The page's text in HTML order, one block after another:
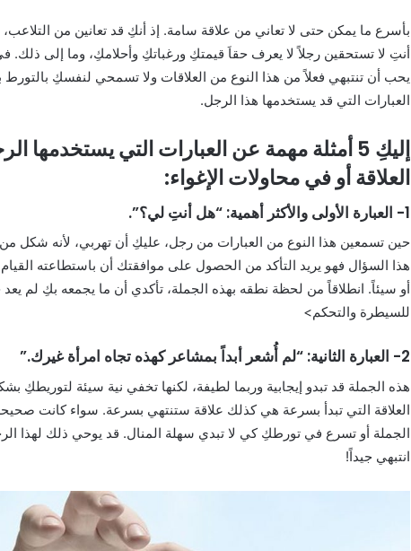
بأسرع ما يمكن حتى لا تعاني من علاقة سامة. إذ أنكِ قد تعانين من
أنتِ لا تستحقين رجلاً لا يعرف حقاَ قيمتكِ ورغباتكِ وأحلامكِ، وما إلى ذلك.
يحب أن تنتبهي فعلاً من هذا النوع من العلاقات ولا تسمحي لنفسكِ
العبارات التي قد يستخدمها هذا الرجل.
إليكِ 5 أمثلة مهمة عن العبارات التي يستخدمها
العلاقة أو في محاولات الإغواء:
1- العبارة الأولى والأكثر أهمية: “هل أنتِ لي؟”.
حين تسمعين هذا النوع من العبارات من رجل، عليكِ أن تهربي، لأنه شكل
هذا السؤال فهو يريد التأكد من الحصول على موافقتك أن باستطاعته
أو سيئاً. انطلاقاً من لحظة نطقه بهذه الجملة، تأكدي أن ما يجمعه بكِ لم
للسيطرة والتحكم>
2- العبارة الثانية: “لم أُشعر أبداً بمشاعر كهذه تجاه امرأة غيرك.”
هذه الجملة قد تبدو إيجابية وربما لطيفة، لكنها تخفي نية سيئة
العلاقة التي تبدأ بسرعة هي كذلك علاقة ستنتهي بسرعة. سواء كانت
الجملة أو تسرع في تورطكِ كي لا تبدي سهلة المنال. قد يوحي ذلك لهذا
انتبهي جيداً!